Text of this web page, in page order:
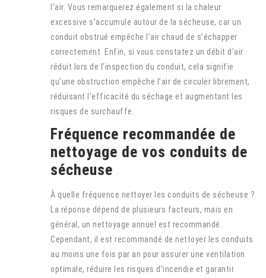
l’air. Vous remarquerez également si la chaleur
excessive s’accumule autour de la sécheuse, car un
conduit obstrué empêche l’air chaud de s’échapper
correctement. Enfin, si vous constatez un débit d’air
réduit lors de l’inspection du conduit, cela signifie
qu’une obstruction empêche l’air de circuler librement,
réduisant l’efficacité du séchage et augmentant les
risques de surchauffe.
Fréquence recommandée de
nettoyage de vos conduits de
sécheuse
À quelle fréquence nettoyer les conduits de sécheuse ?
La réponse dépend de plusieurs facteurs, mais en
général, un nettoyage annuel est recommandé.
Cependant, il est recommandé de nettoyer les conduits
au moins une fois par an pour assurer une ventilation
optimale, réduire les risques d’incendie et garantir